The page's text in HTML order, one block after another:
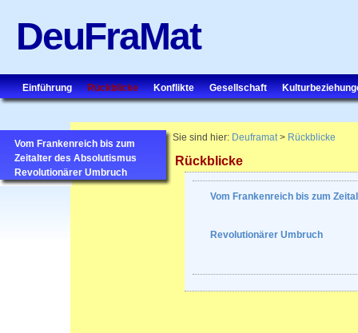
DeuFraMat
Einführung Rückblicke Konflikte Gesellschaft
Vom Frankenreich bis zum
Zeitalter des Absolutismus
Revolutionärer Umbruch
Sie sind hier: Deuframat> Rückblicke
Rückblicke
Vom Frankenreich bis zum
Revolutionärer Umbruch